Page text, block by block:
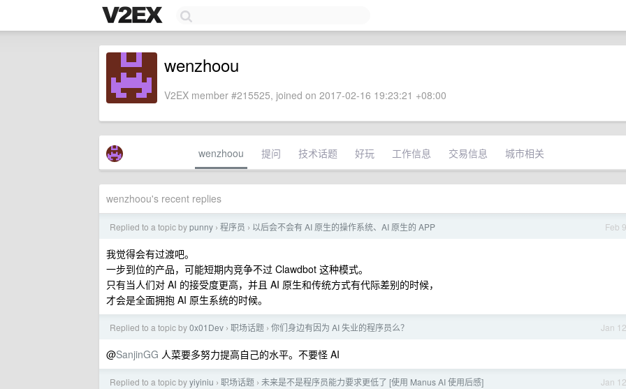
wenzhoou
V2EX member #215525, joined on 2017-02-16 19:23:21 +08:00
wenzhoou 提问 技术话题 好玩 工作信息 交易信息 城市相关
wenzhoou's recent replies
Feb 9
Replied to a topic bypunny › 程序员 › 以后会不会有 AI 原生的操作系统、AI 原生的 APP
我觉得会有过渡吧。
一步到位的产品，可能短期内竞争不过 Clawdbot 这种模式。
只有当人们对 AI 的接受度更高，并且 AI 原生和传统方式有代际差别的时候，
才会是全面拥抱 AI 原生系统的时候。
Jan 12
Replied to a topic by0x01Dev › 职场话题 › 你们身边有因为 AI 失业的程序员么？
@SanjinGG 人菜要多努力提高自己的水平。不要怪 AI
Jan 12
Replied to a topic byyiyiniu › 职场话题 › 未来是不是程序员能力要求更低了 [使用 Manus AI 使用后感]